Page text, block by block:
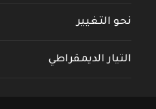
نحو التغيير
التيار الديمقراطي